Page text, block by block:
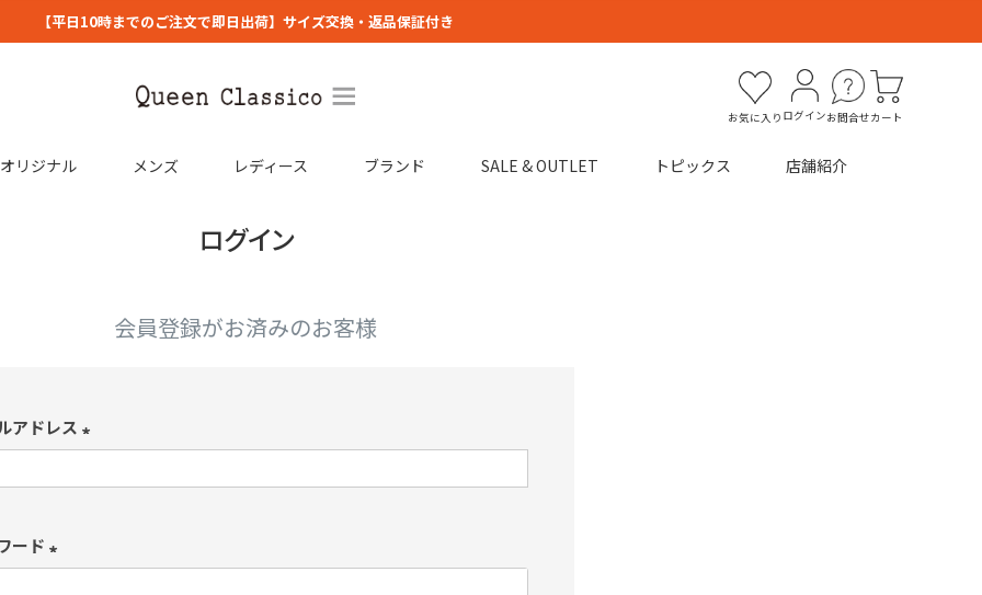
【平日10時までのご注文で即日出荷】サイズ交換・返品保証付き
お気に入り ログインお問合せカート
リジナル メンズ レディース ブランド SALE & OUTLET トピックス 店舗紹介
ログイン
会員登録がお済みのお客様
アドレス
必
ード